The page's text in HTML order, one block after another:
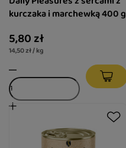
kurczaka i marchewką 400 g
5,80 zł
14,50 zł / kg